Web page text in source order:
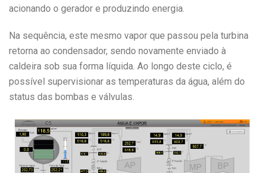
acionando o gerador e produzindo energia.
Na sequência, este mesmo vapor que passou pela turbina
retorna ao condensador, sendo novamente enviado à
caldeira sob sua forma líquida. Ao longo deste ciclo, é
possível supervisionar as temperaturas da água, além do
status das bombas e válvulas.